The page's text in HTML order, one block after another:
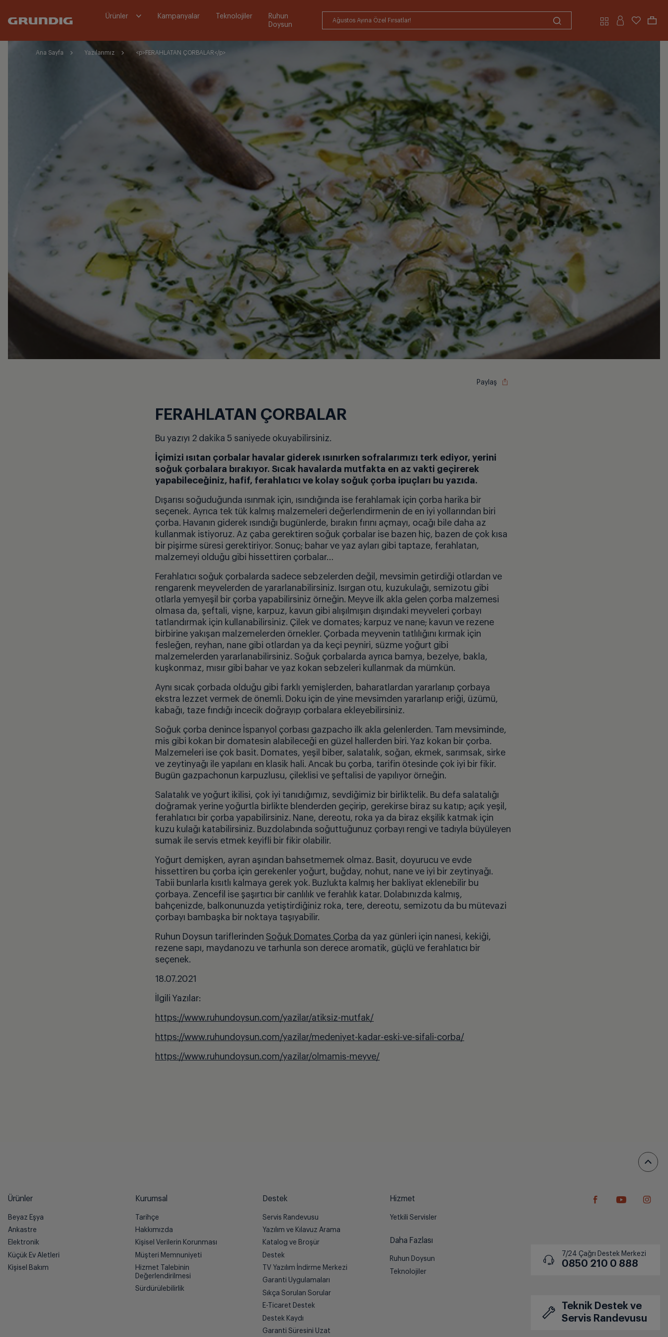
Ürünler Kampanyalar Teknolojiler
Ruhun
Doysun
Ağustos Ayına Özel Fırsatlar!
Ana Sayfa Yazılarımız <p>FERAHLATAN ÇORBALAR</p>
Paylaş
FERAHLATAN ÇORBALAR
Bu yazıyı 2 dakika 5 saniyede okuyabilirsiniz.
İçimizi ısıtan çorbalar havalar giderek ısınırken sofralarımızı terk ediyor, yerini
soğuk çorbalara bırakıyor. Sıcak havalarda mutfakta en az vakti geçirerek
yapabileceğiniz, hafif, ferahlatıcı ve kolay soğuk çorba ipuçları bu yazıda.
Dışarısı soğuduğunda ısınmak için, ısındığında ise ferahlamak için çorba harika bir
seçenek. Ayrıca tek tük kalmış malzemeleri değerlendirmenin de en iyi yollarından biri
çorba. Havanın giderek ısındığı bugünlerde, bırakın fırını açmayı, ocağı bile daha az
kullanmak istiyoruz. Az çaba gerektiren soğuk çorbalar ise bazen hiç, bazen de çok kısa
bir pişirme süresi gerektiriyor. Sonuç; bahar ve yaz ayları gibi taptaze, ferahlatan,
malzemeyi olduğu gibi hissettiren çorbalar…
Ferahlatıcı soğuk çorbalarda sadece sebzelerden değil, mevsimin getirdiği otlardan ve
rengarenk meyvelerden de yararlanabilirsiniz. Isırgan otu, kuzukulağı, semizotu gibi
otlarla yemyeşil bir çorba yapabilirsiniz örneğin. Meyve ilk akla gelen çorba malzemesi
olmasa da, şeftali, vişne, karpuz, kavun gibi alışılmışın dışındaki meyveleri çorbayı
tatlandırmak için kullanabilirsiniz. Çilek ve domates; karpuz ve nane; kavun ve rezene
birbirine yakışan malzemelerden örnekler. Çorbada meyvenin tatlılığını kırmak için
fesleğen, reyhan, nane gibi otlardan ya da keçi peyniri, süzme yoğurt gibi
malzemelerden yararlanabilirsiniz. Soğuk çorbalarda ayrıca bamya, bezelye, bakla,
kuşkonmaz, mısır gibi bahar ve yaz kokan sebzeleri kullanmak da mümkün.
Aynı sıcak çorbada olduğu gibi farklı yemişlerden, baharatlardan yararlanıp çorbaya
ekstra lezzet vermek de önemli. Doku için de yine mevsimden yararlanıp eriği, üzümü,
kabağı, taze fındığı incecik doğrayıp çorbalara ekleyebilirsiniz.
Soğuk çorba denince İspanyol çorbası gazpacho ilk akla gelenlerden. Tam mevsiminde,
mis gibi kokan bir domatesin alabileceği en güzel hallerden biri. Yaz kokan bir çorba.
Malzemeleri ise çok basit. Domates, yeşil biber, salatalık, soğan, ekmek, sarımsak, sirke
ve zeytinyağı ile yapılanı en klasik hali. Ancak bu çorba, tarifin ötesinde çok iyi bir fikir.
Bugün gazpachonun karpuzlusu, çileklisi ve şeftalisi de yapılıyor örneğin.
Salatalık ve yoğurt ikilisi, çok iyi tanıdığımız, sevdiğimiz bir birliktelik. Bu defa salatalığı
doğramak yerine yoğurtla birlikte blenderden geçirip, gerekirse biraz su katıp; açık yeşil,
ferahlatıcı bir çorba yapabilirsiniz. Nane, dereotu, roka ya da biraz ekşilik katmak için
kuzu kulağı katabilirsiniz. Buzdolabında soğuttuğunuz çorbayı rengi ve tadıyla büyüleyen
sumak ile servis etmek keyifli bir fikir olabilir.
Yoğurt demişken, ayran aşından bahsetmemek olmaz. Basit, doyurucu ve evde
hissettiren bu çorba için gerekenler yoğurt, buğday, nohut, nane ve iyi bir zeytinyağı.
Tabii bunlarla kısıtlı kalmaya gerek yok. Buzlukta kalmış her bakliyat eklenebilir bu
çorbaya. Zencefil ise şaşırtıcı bir canlılık ve ferahlık katar. Dolabınızda kalmış,
bahçenizde, balkonunuzda yetiştirdiğiniz roka, tere, dereotu, semizotu da bu mütevazi
çorbayı bambaşka bir noktaya taşıyabilir.
Ruhun Doysun tariflerinden Soğuk Domates Çorba da yaz günleri için nanesi, kekiği,
rezene sapı, maydanozu ve tarhunla son derece aromatik, güçlü ve ferahlatıcı bir
seçenek.
18.07.2021
İlgili Yazılar:
https://www.ruhundoysun.com/yazilar/atiksiz-mutfak/
https://www.ruhundoysun.com/yazilar/medeniyet-kadar-eski-ve-sifali-corba/
https://www.ruhundoysun.com/yazilar/olmamis-meyve/
Ürünler
Beyaz Eşya
Ankastre
Elektronik
Küçük Ev Aletleri
Kişisel Bakım
Kurumsal
Tarihçe
Hakkımızda
Kişisel Verilerin Korunması
Müşteri Memnuniyeti
Hizmet Talebinin
Değerlendirilmesi
Sürdürülebilirlik
Destek
Servis Randevusu
Yazılım ve Kılavuz Arama
Katalog ve Broşür
Destek
TV Yazılım İndirme Merkezi
Garanti Uygulamaları
Sıkça Sorulan Sorular
E-Ticaret Destek
Destek Kaydı
Garanti Süresini Uzat
Hizmet
Yetkili Servisler
Daha Fazlası
Ruhun Doysun
Teknolojiler
7/24 Çağrı Destek Merkezi
0850 210 0 888
Teknik Destek ve
Servis Randevusu